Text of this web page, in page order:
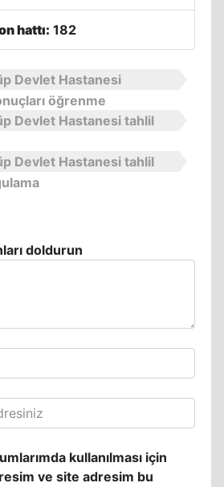
hattı: 182
Devlet Hastanesi
öğrenme
Devlet Hastanesi tahlil
Devlet Hastanesi tahlil
doldurun
kullanılması için
ve site adresim bu